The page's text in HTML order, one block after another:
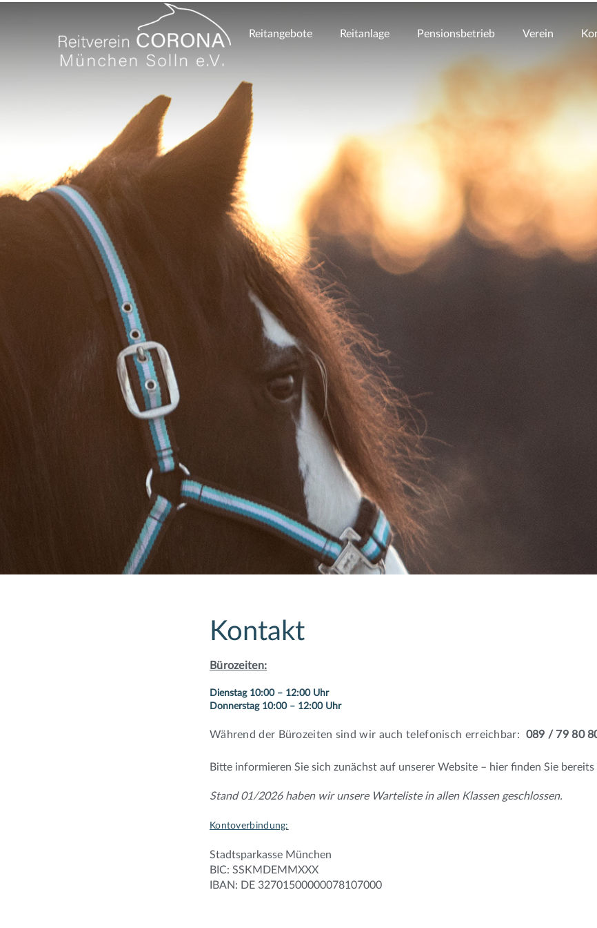
Reitangebote Reitanlage Pensionsbetrieb Verein
Kontakt
Bürozeiten:
Dienstag 10:00 – 12:00 Uhr
Donnerstag 10:00 – 12:00 Uhr
Während der Bürozeiten sind wir auch telefonisch erreichbar: 089 / 79 80
Bitte informieren Sie sich zunächst auf unserer Website – hier finden Sie
Stand 01/2026 haben wir unsere Warteliste in allen Klassen geschlossen.
Kontoverbindung:
Stadtsparkasse München
BIC: SSKMDEMMXXX
IBAN: DE 32701500000078107000